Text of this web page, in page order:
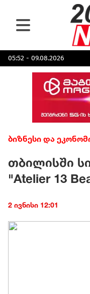
05:52 - 09.08.2026
ბიზნესი და
თბილისში
"Atelier 13
2 ივნისი 12:01